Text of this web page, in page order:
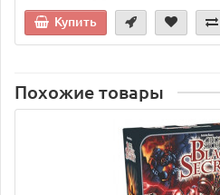
Купить
Похожие товары